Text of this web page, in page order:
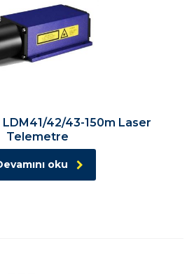
42/43-150m Laser
Telemetre
oku